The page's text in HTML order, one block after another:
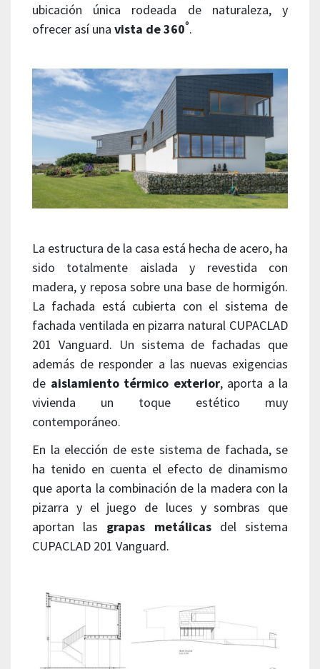
ubicación única rodeada de naturaleza, y
ofrecer así una vista de 360º.
La estructura de la casa está hecha de acero, ha
sido totalmente aislada y revestida con
madera, y reposa sobre una base de hormigón.
La fachada está cubierta con el sistema de
fachada ventilada en pizarra natural CUPACLAD
201 Vanguard. Un sistema de fachadas que
además de responder a las nuevas exigencias
de aislamiento térmico exterior, aporta a la
vivienda un toque estético muy
contemporáneo.
En la elección de este sistema de fachada, se
ha tenido en cuenta el efecto de dinamismo
que aporta la combinación de la madera con la
pizarra y el juego de luces y sombras que
aportan las grapas metálicasdel sistema
CUPACLAD 201 Vanguard.